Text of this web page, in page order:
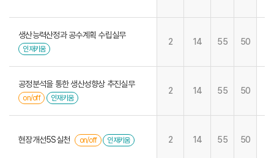
생산능력산정과 공수계획 수립실무
인재키움
2 14 55 50
공정분석을 통한 생산성향상 추진실무
on/off 인재키움
2 14 55 50
현장개선5S실천 on/off 인재키움 2 14 55 50